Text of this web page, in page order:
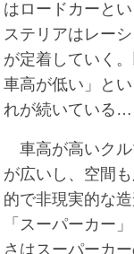
はロードカーと
ステリアはレー
が定着していく
車高が低い」と
れが続いている
車高が高いクル
が広いし、空間
的で非現実的な
「スーパーカー
さはスーパーカ